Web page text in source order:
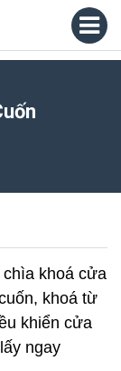
chìa khoá cửa
khoá từ
khiển cửa
ngay